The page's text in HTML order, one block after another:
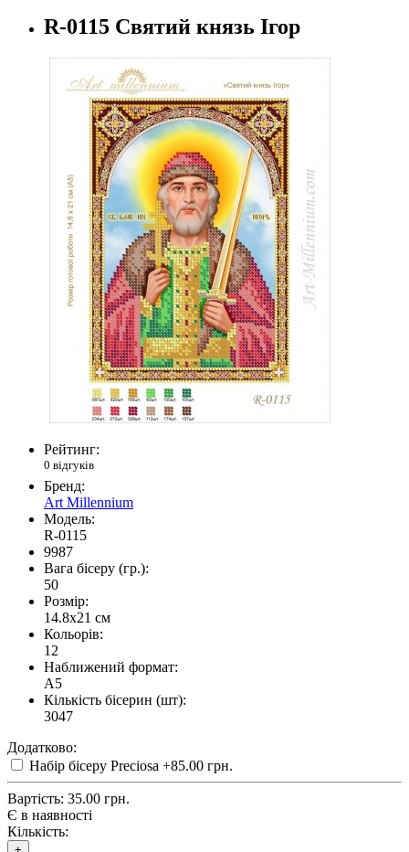
R-0115 Святий князь Ігор
Рейтинг:
0 відгуків
Бренд:
Art Millennium
Модель:
R-0115
9987
Вага бісеру (гр.):
50
Розмір:
14.8x21 см
Кольорів:
12
Наближений формат:
A5
Кількість бісерин (шт):
3047
Додатково:
Набір бісеру Preciosa +85.00 грн.
Вартість: 35.00 грн.
Є в наявності
Кількість: